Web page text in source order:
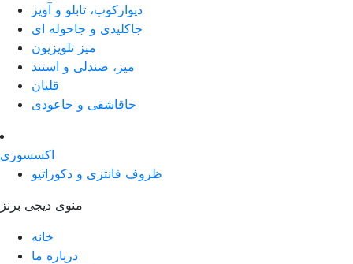
دیوارکوب، تابلو و آویز
جاکلیدی و جاحوله ای
میز تلویزیون
میز، صندلی و استند
قلیان
جاقاشقی و جاعودی
اکسسوری
ظروف فانتزی و دکوراتیو
منوی دیجی برنز
خانه
درباره ما